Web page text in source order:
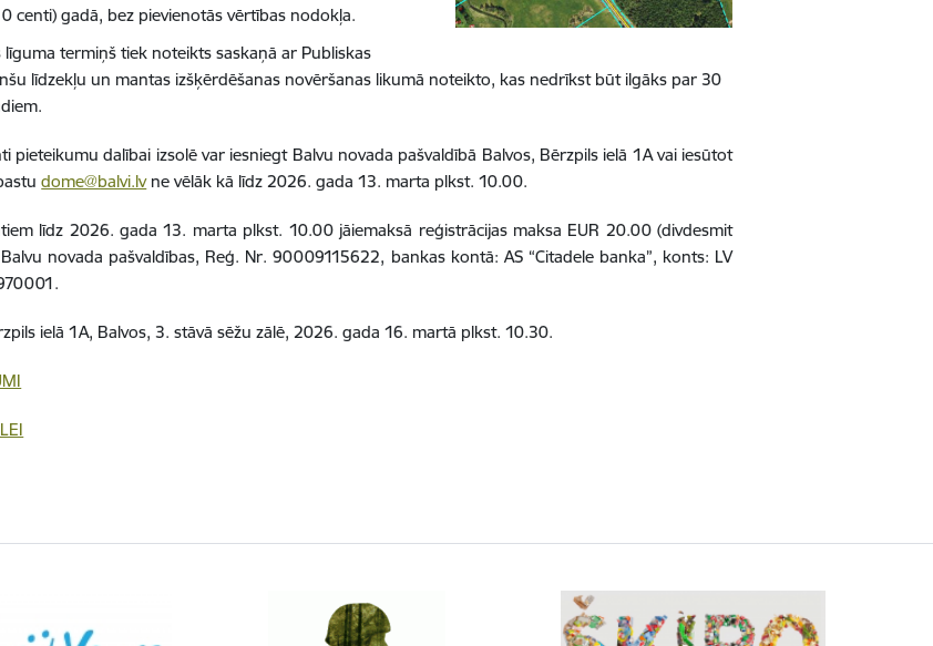
centi)gadā, bez pievienotās vērtības nodokļa.
līguma termiņš tiek noteikts saskaņā ar Publiskas
līdzekļu un mantas izšķērdēšanas novēršanas likumā noteikto, kas nedrīkst būt ilgāks par 30
pieteikumu dalībai izsolē var iesniegt Balvu novada pašvaldībā Balvos, Bērzpils ielā 1A vai iesūtot
dome@balvi.lvne vēlāk kā līdz 2026. gada 13. marta plkst. 10.00.
līdz 2026. gada 13. marta plkst. 10.00 jāiemaksā reģistrācijas maksa EUR 20.00 (divdesmit
novada pašvaldības, Reģ. Nr. 90009115622, bankas kontā: AS “Citadele banka”, konts: LV
ielā 1A, Balvos, 3. stāvā sēžu zālē, 2026. gada 16. martā plkst. 10.30.